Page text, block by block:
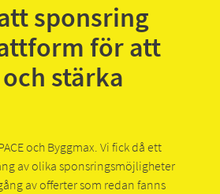
sponsring
för att
stärka
och Byggmax. Vi fick då ett
av olika sponsringsmöjligheter
av offerter som redan fanns